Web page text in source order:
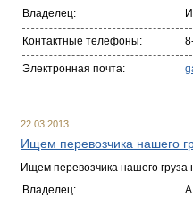
Владелец:
Контактные телефоны:
Электронная почта:
22.03.2013
Ищем перевозчика нашего
Ищем перевозчика нашего груза
Владелец: